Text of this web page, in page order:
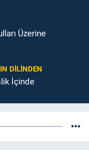
Üzerine
DILINDEN
İçinde